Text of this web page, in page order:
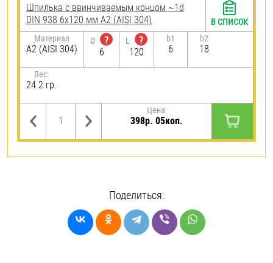
Шпилька c ввинчиваемым концом ~1d
DIN 938 6х120 мм А2 (AISI 304)
Материал
А2 (AISI 304)
Ø
?
6
L
?
120
b1
6
b2
18
Вес:
24.2 гр.
Цена:
398р. 05коп.
В СПИСОК
Поделиться: